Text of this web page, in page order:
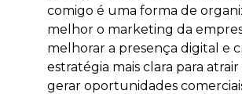
comigo é uma forma de
melhor o marketing da
melhorar a presença digital e
estratégia mais clara para
gerar oportunidades